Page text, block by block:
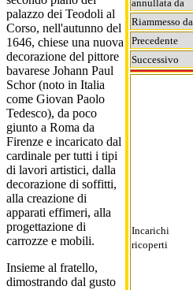
annullata da
Riammesso da
Precedente
Successivo
Incarichi
ricoperti
palazzo dei Teodoli al
Corso, nell'autunno del
1646, chiese una nuova
decorazione del pittore
bavarese Johann Paul
Schor (noto in Italia
come Giovan Paolo
Tedesco), da poco
giunto a Roma da
Firenze e incaricato dal
cardinale per tutti i tipi
di lavori artistici, dalla
decorazione di soffitti,
alla creazione di
apparati effimeri, alla
progettazione di
carrozze e mobili.
Insieme al fratello,
dimostrando dal gusto